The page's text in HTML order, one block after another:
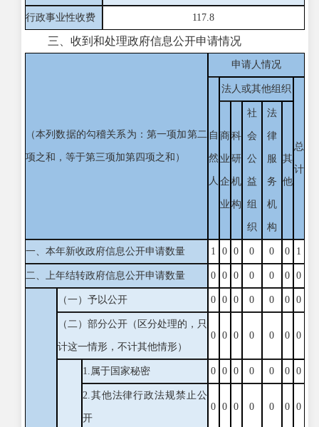
行政事业性收费 117.8
三、收到和处理政府信息公开申请情况
（本列数据的勾稽关系为：第一项加第二
项之和，等于第三项加第四项之和）
申请人情况
自
然
人
法人或其他组织
总
计
商
业
企
业
科
研
机
构
社
会
公
益
组
织
法
律
服
务
机
构
其
他
一、本年新收政府信息公开申请数量 1 0 0 0 0 0 1
二、上年结转政府信息公开申请数量 0 0 0 0 0 0 0
（一）予以公开 0 0 0 0 0 0 0
（二）部分公开（区分处理的，只
计这一情形，不计其他情形）
0 0 0 0 0 0 0
1.属于国家秘密 0 0 0 0 0 0 0
2.其他法律行政法规禁止公
开
0 0 0 0 0 0 0